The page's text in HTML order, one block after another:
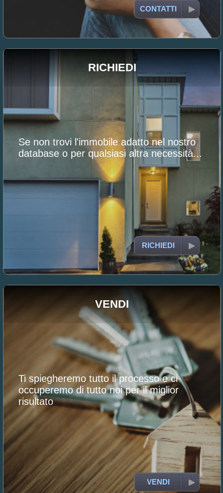
CONTATTI
RICHIEDI
Se non trovi l'immobile adatto nel nostro
database o per qualsiasi altra necessità...
RICHIEDI
VENDI
Ti spiegheremo tutto il processo e ci
occuperemo di tutto noi per il miglior
risultato
VENDI